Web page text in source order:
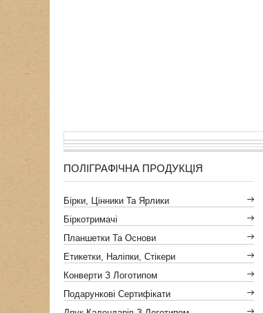
ПОЛІГРАФІЧНА ПРОДУКЦІЯ
Бірки, Цінники Та Ярлики
Біркотримачі
Планшетки Та Основи
Етикетки, Наліпки, Стікери
Конверти З Логотипом
Подарункові Сертифікати